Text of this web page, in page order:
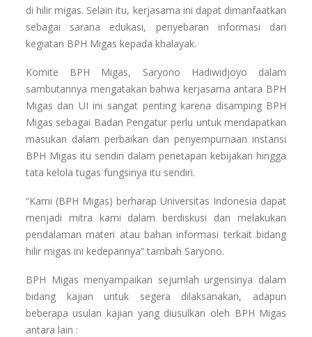
di hilir migas. Selain itu, kerjasama ini dapat dimanfaatkan
sebagai sarana edukasi, penyebaran informasi dari
kegiatan BPH Migas kepada khalayak.
Komite BPH Migas, Saryono Hadiwidjoyo dalam
sambutannya mengatakan bahwa kerjasama antara BPH
Migas dan UI ini sangat penting karena disamping BPH
Migas sebagai Badan Pengatur perlu untuk mendapatkan
masukan dalam perbaikan dan penyempurnaan instansi
BPH Migas itu sendiri dalam penetapan kebijakan hingga
tata kelola tugas fungsinya itu sendiri.
“Kami (BPH Migas) berharap Universitas Indonesia dapat
menjadi mitra kami dalam berdiskusi dan melakukan
pendalaman materi atau bahan informasi terkait bidang
hilir migas ini kedepannya” tambah Saryono.
BPH Migas menyampaikan sejumlah urgensinya dalam
bidang kajian untuk segera dilaksanakan, adapun
beberapa usulan kajian yang diusulkan oleh BPH Migas
antara lain :